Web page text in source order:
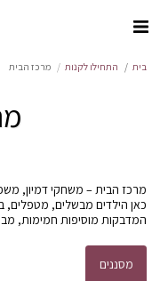
בית התחילו לקנות מרכז הבית
המדבקות מוסיפות חמימות,
מסננים